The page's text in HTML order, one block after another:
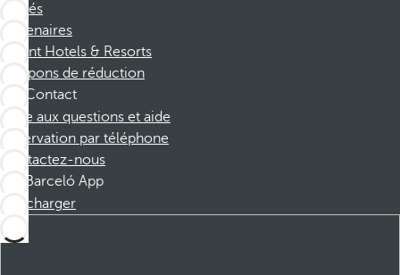
Affiliés
Partenaires
Dorint Hotels & Resorts
Coupons de réduction
Contact
Foire aux questions et aide
Réservation par téléphone
Contactez-nous
Barceló App
Télécharger